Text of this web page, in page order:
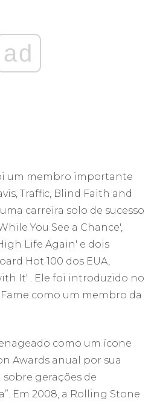
ad
um membro importante
Traffic, Blind Faith and
carreira solo de sucesso
You See a Chance',
Life Again' e dois
Hot 100 dos EUA,
It' . Ele foi introduzido no
como um membro da
como um ícone
Awards anual por sua
gerações de
Em 2008, a Rolling Stone